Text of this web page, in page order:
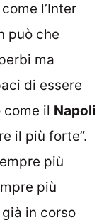
l’Inter
può che
ma
di essere
il Napoli
il più forte”.
più
più
in corso